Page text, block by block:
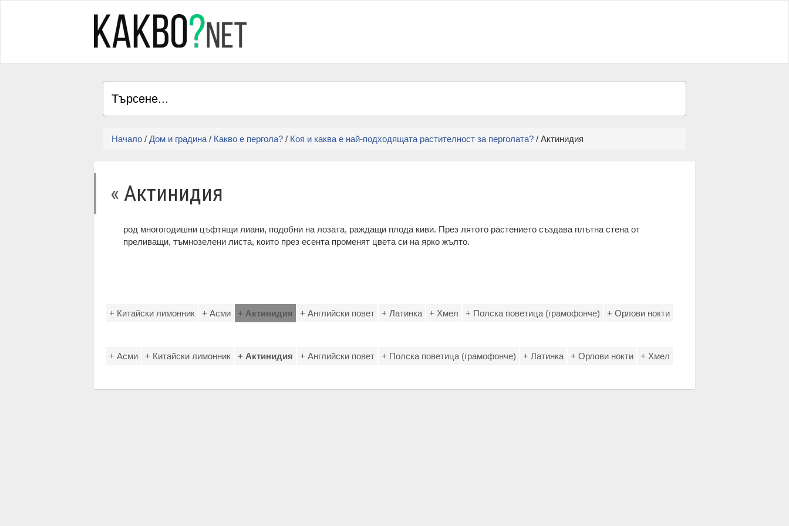
Начало / Дом и градина / Какво е пергола? / Коя и каква е най-подходящата растителност за перголата? / Актинидия
« Актинидия
род многогодишни цъфтящи лиани, подобни на лозата, раждащи плода киви. През лятото растението създава плътна стена от
преливащи, тъмнозелени листа, които през есента променят цвета си на ярко жълто.
+ Китайски лимонник + Асми + Актинидия + Английски повет + Латинка + Хмел + Полска поветица (грамофонче) + Орлови нокти
+ Асми + Китайски лимонник + Актинидия + Английски повет + Полска поветица (грамофонче) + Латинка + Орлови нокти + Хмел